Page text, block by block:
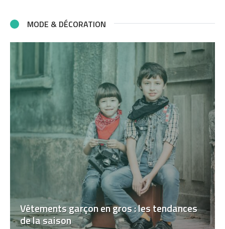
MODE & DÉCORATION
Vêtements garçon en gros : les tendances
de la saison